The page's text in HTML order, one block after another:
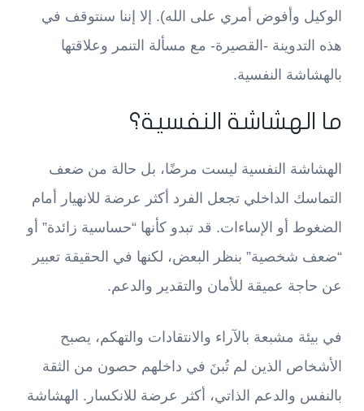
الوكيل وأفوض أمري على الله). إلا إننا سنتوقف في
هذه التدوينة -القصيرة- مع مسألة التنمر وعلاقتها
بالهشاشة النفسية.
ما الهشاشة النفسية؟
الهشاشة النفسية ليست مرضًا، بل حالة من ضعف
التماسك الداخلي تجعل الفرد أكثر عرضة للانهيار أمام
الضغوط أو الإساءات. قد تبدو كأنها “حساسية زائدة” أو
“ضعف شخصية” بنظر البعض، لكنها في الحقيقة تعبير
عن حاجة عميقة للأمان والتقدير والدعم.
في بيئة مشبعة بالآراء والانتقادات والتهكم، يصبح
الأشخاص الذين لم تُبنَ في داخلهم حصون من الثقة
بالنفس والدعم الذاتي، أكثر عرضة للانكسار. الهشاشة